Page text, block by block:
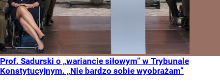
Prof. Sadurski o „wariancie siłowym” w Trybunale
Konstytucyjnym. „Nie bardzo sobie wyobrażam”